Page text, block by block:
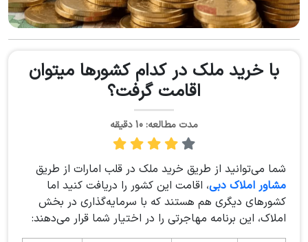
با خرید ملک در کدام کشورها میتوان
اقامت گرفت؟
مدت مطالعه: 10 دقیقه
شما می‌توانید از طریق خرید ملک در قلب امارات از طریق
مشاور املاک دبی، اقامت این کشور را دریافت کنید اما
کشورهای دیگری هم هستند که با سرمایه‌گذاری در بخش
املاک، این برنامه مهاجرتی را در اختیار شما قرار می‌دهند: